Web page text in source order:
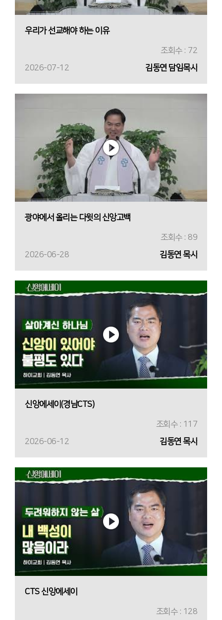
우리가 선교해야 하는 이유
조회수 : 72
2026-07-12
김동연 담임목사
광야에서 올리는 다윗의 신앙고백
조회수 : 89
2026-06-28
김동연 목사
신앙에세이(경남CTS)
조회수 : 117
2026-06-12
김동연 목사
CTS 신앙에세이
조회수 : 128